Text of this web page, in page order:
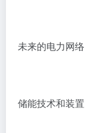
未来的电力网络
储能技术和装置